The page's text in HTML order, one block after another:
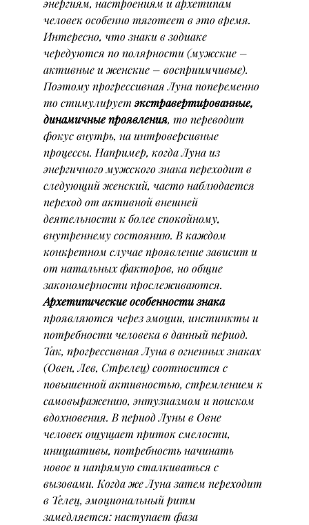
энергиям, настроениям и архетипам
человек особенно тяготеет в это время.
Интересно, что знаки в зодиаке
чередуются по полярности (мужские –
активные и женские – восприимчивые).
Поэтому прогрессивная Луна попеременно
то стимулирует экстравертированные,
динамичные проявления, то переводит
фокус внутрь, на интроверсивные
процессы. Например, когда Луна из
энергичного мужского знака переходит в
следующий женский, часто наблюдается
переход от активной внешней
деятельности к более спокойному,
внутреннему состоянию. В каждом
конкретном случае проявление зависит и
от натальных факторов, но общие
закономерности прослеживаются.
Архетипические особенности знака
проявляются через эмоции, инстинкты и
потребности человека в данный период.
Так, прогрессивная Луна в огненных знаках
(Овен, Лев, Стрелец) соотносится с
повышенной активностью, стремлением к
самовыражению, энтузиазмом и поиском
вдохновения. В период Луны в Овне
человек ощущает приток смелости,
инициативы, потребность начинать
новое и напрямую сталкиваться с
вызовами. Когда же Луна затем переходит
в Телец, эмоциональный ритм
замедляется: наступает фаза